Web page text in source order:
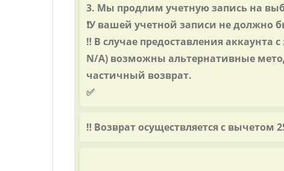
3. Мы продлим учетную запись на
❗️У вашей учетной записи не должно
‼️ В случае предоставления
N/A) возможны альтернативные
частичный возврат.
✅
‼️ Возврат осуществляется с